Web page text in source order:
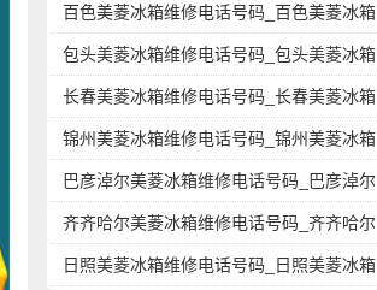
维修点地址查询
百色美菱冰箱维修电话号码_百色美菱冰箱
维修点地址查询
包头美菱冰箱维修电话号码_包头美菱冰箱
维修点地址查询
长春美菱冰箱维修电话号码_长春美菱冰箱
维修点地址查询
锦州美菱冰箱维修电话号码_锦州美菱冰箱
维修点地址查询
巴彦淖尔美菱冰箱维修电话号码_巴彦淖尔
美菱冰箱维修点地址查询
齐齐哈尔美菱冰箱维修电话号码_齐齐哈尔
美菱冰箱维修点地址查询
日照美菱冰箱维修电话号码_日照美菱冰箱